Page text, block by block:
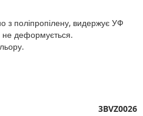
з поліпропілену, видержує УФ
не деформується.
3BVZ0026